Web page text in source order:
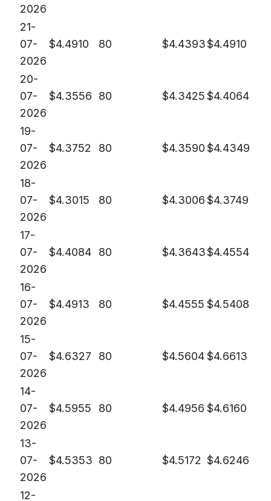
2026
21-
07-
2026
$4.4910 80 $4.4393$4.4910
20-
07-
2026
$4.3556 80 $4.3425$4.4064
19-
07-
2026
$4.3752 80 $4.3590$4.4349
18-
07-
2026
$4.3015 80 $4.3006$4.3749
17-
07-
2026
$4.4084 80 $4.3643$4.4554
16-
07-
2026
$4.4913 80 $4.4555 $4.5408
15-
07-
2026
$4.6327 80 $4.5604$4.6613
14-
07-
2026
$4.5955 80 $4.4956 $4.6160
13-
07-
2026
$4.5353 80 $4.5172 $4.6246
12-